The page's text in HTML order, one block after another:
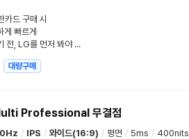
드 구매 시
빠르게
게이밍도 작업용도 1등! 모니터 고르기 전, LG를 먼저 봐야 하는 이유
대량구매
Professional 무결점
/ IPS / 와이드(16:9) / 평면 / 5ms / 400nits